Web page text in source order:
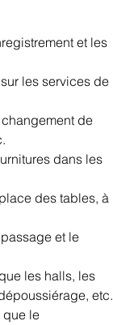
et les
les services de
de
dans les
des tables, à
et le
les halls, les
etc.
que le